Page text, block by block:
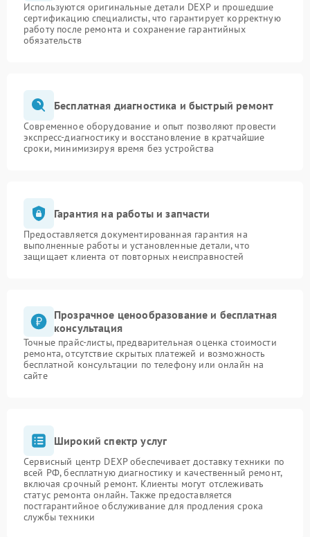
Используются оригинальные детали DEXP и прошедшие
сертификацию специалисты, что гарантирует корректную
работу после ремонта и сохранение гарантийных
обязательств
Бесплатная диагностика и быстрый ремонт
Современное оборудование и опыт позволяют провести
экспресс-диагностику и восстановление в кратчайшие
сроки, минимизируя время без устройства
Гарантия на работы и запчасти
Предоставляется документированная гарантия на
выполненные работы и установленные детали, что
защищает клиента от повторных неисправностей
Прозрачное ценообразование и бесплатная
консультация
Точные прайс-листы, предварительная оценка стоимости
ремонта, отсутствие скрытых платежей и возможность
бесплатной консультации по телефону или онлайн на
сайте
Широкий спектр услуг
Сервисный центр DEXP обеспечивает доставку техники по
всей РФ, бесплатную диагностику и качественный ремонт,
включая срочный ремонт. Клиенты могут отслеживать
статус ремонта онлайн. Также предоставляется
постгарантийное обслуживание для продления срока
службы техники